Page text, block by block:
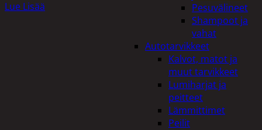
Pesuvälineet
Shampoot ja
vahat
Autotarvikkeet
Kalvot, matot ja
muut tarvikkeet
Lumiharjat ja
peitteet
Lämmittimet
Peilit
Lue Lisää